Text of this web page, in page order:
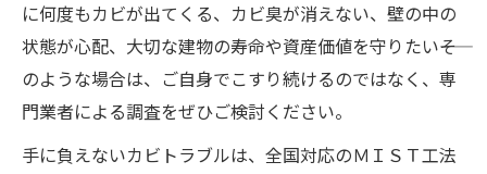
に何度もカビが出てくる、カビ臭が消えない、壁の中の
状態が心配、大切な建物の寿命や資産価値を守りたい――そ
のような場合は、ご自身でこすり続けるのではなく、専
門業者による調査をぜひご検討ください。
手に負えないカビトラブルは、全国対応のＭＩＳＴ工法